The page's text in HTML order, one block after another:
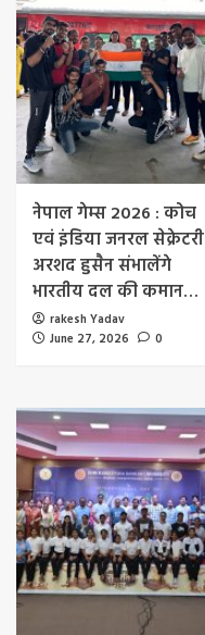
नेपाल गेम्स 2026 : कोच
एवं इंडिया जनरल सेक्रेटरी
अरशद हुसैन संभालेंगे
भारतीय दल की कमान…
rakesh Yadav
June 27, 2026
0